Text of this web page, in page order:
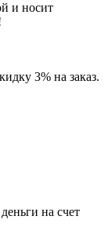
и носит
3% на заказ.
на счет